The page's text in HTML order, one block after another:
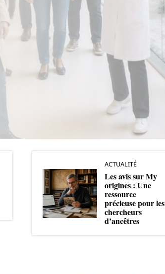
ACTUALITÉ
Les avis sur My
origines : Une
ressource
précieuse pour les
chercheurs
d’ancêtres